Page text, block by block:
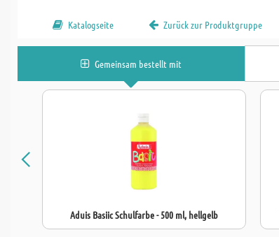
Katalogseite Zurück zur Produktgruppe
Gemeinsam bestellt mit
Aduis Basiic Schulfarbe - 500 ml, hellgelb